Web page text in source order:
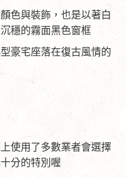
色與裝飾，也是以著白
穩的霧面黑色窗框
豪宅座落在復古風情的
使用了多數業者會選擇
分的特別喔